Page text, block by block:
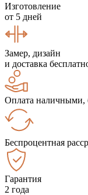
Изготовление
от 5 дней
Замер, дизайн
и доставка
Оплата наличными,
Беспроцентная
Гарантия
2 года